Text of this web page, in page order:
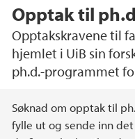
Opptak til
Opptakskravene til
hjemlet i UiB sin
ph.d.-programmet
Hovedinnhold
Søknad om opptak til
fylle ut og sende inn